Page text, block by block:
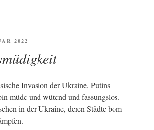
2022
Inva­si­on der Ukrai­ne, Putins
müde und wütend und fas­sungs­los.
in der Ukrai­ne, deren Städ­te bom­